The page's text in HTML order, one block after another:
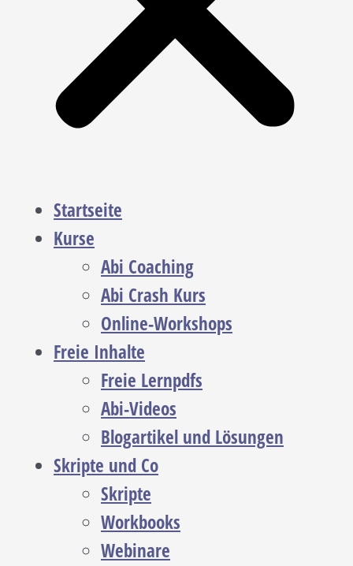
Startseite
Kurse
Abi Coaching
Abi Crash Kurs
Online-Workshops
Freie Inhalte
Freie Lernpdfs
Abi-Videos
Blogartikel und Lösungen
Skripte und Co
Skripte
Workbooks
Webinare